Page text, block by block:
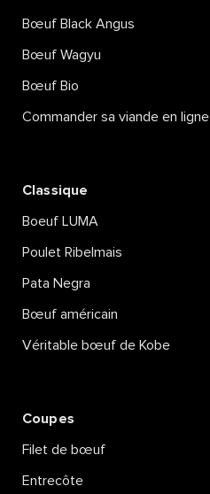
Bœuf Black Angus
Bœuf Wagyu
Bœuf Bio
Commander sa viande en ligne
Classique
Boeuf LUMA
Poulet Ribelmais
Pata Negra
Bœuf américain
Véritable bœuf de Kobe
Coupes
Filet de bœuf
Entrecôte